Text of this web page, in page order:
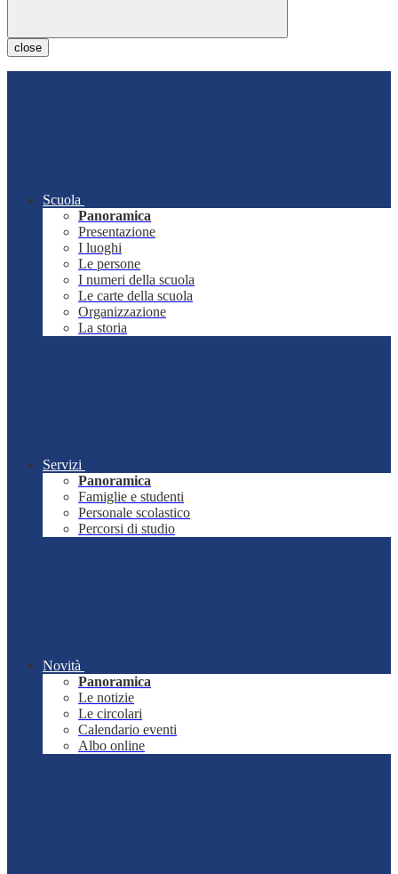
close
Scuola
Panoramica
Presentazione
I luoghi
Le persone
I numeri della scuola
Le carte della scuola
Organizzazione
La storia
Servizi
Panoramica
Famiglie e studenti
Personale scolastico
Percorsi di studio
Novità
Panoramica
Le notizie
Le circolari
Calendario eventi
Albo online